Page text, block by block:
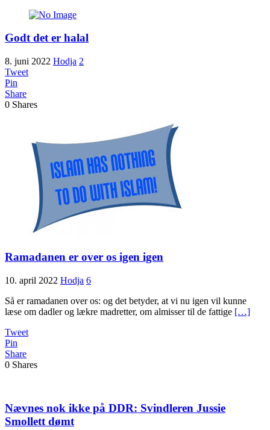
Godt det er halal
8. juni 2022 Hodja 2
Tweet
Pin
Share
0 Shares
Ramadanen er over os igen igen
10. april 2022 Hodja 6
Så er ramadanen over os: og det betyder, at vi nu igen vil kunne
læse om dadler og lækre madretter, om almisser til de fattige […]
Tweet
Pin
Share
0 Shares
Nævnes nok ikke på DDR: Svindleren Jussie
Smollett dømt